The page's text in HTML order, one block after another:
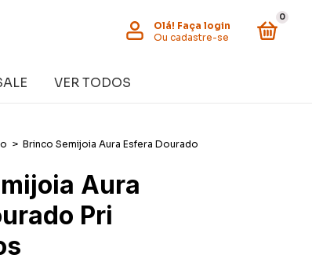
Olá! Faça login
Ou cadastre-se
0
VER TODOS
> Brinco Semijoia Aura Esfera Dourado
Aura
Pri